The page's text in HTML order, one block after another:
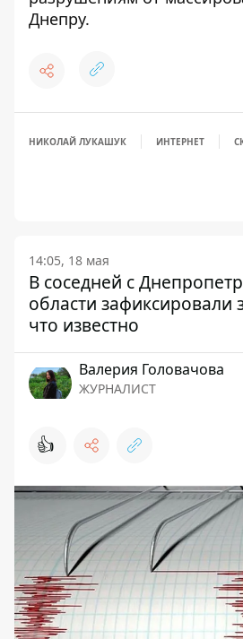
Днепру.
НИКОЛАЙ ЛУКАШУК ИНТЕРНЕТ
14:05, 18 мая
В соседней с
области зафиксировали
что известно
Валерия Головачова
ЖУРНАЛИСТ
👍